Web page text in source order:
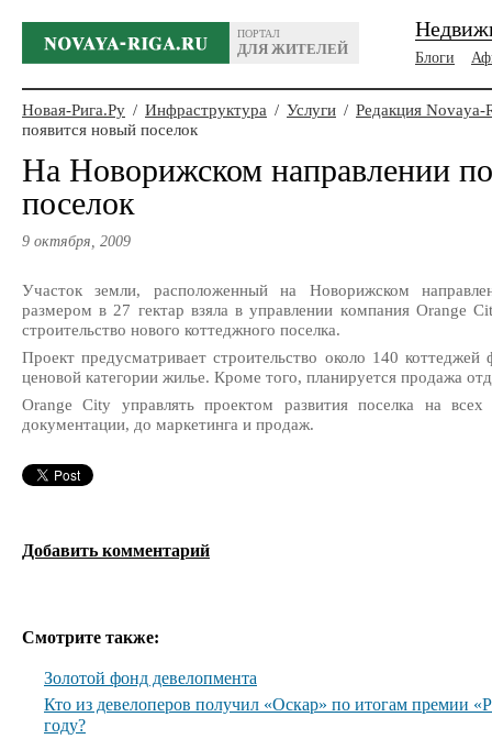
ПОРТАЛ
ДЛЯ ЖИТЕЛЕЙ
Блоги
Новая-Рига.Ру / Инфраструктура / Услуги / Редакция Novaya-
появится новый поселок
На Новорижском направлении
поселок
9 октября, 2009
Участок земли, расположенный на Новорижском
размером в 27 гектар взяла в управлении компания Orange
строительство нового коттеджного поселка.
Проект предусматривает строительство около 140
ценовой категории жилье. Кроме того, планируется продажа
Orange City управлятьпроектом развития поселка на
документации, до маркетинга и продаж.
Добавить комментарий
Смотрите также:
Золотой фонд девелопмента
Кто из девелоперов получил «Оскар» по итогам премии
году?